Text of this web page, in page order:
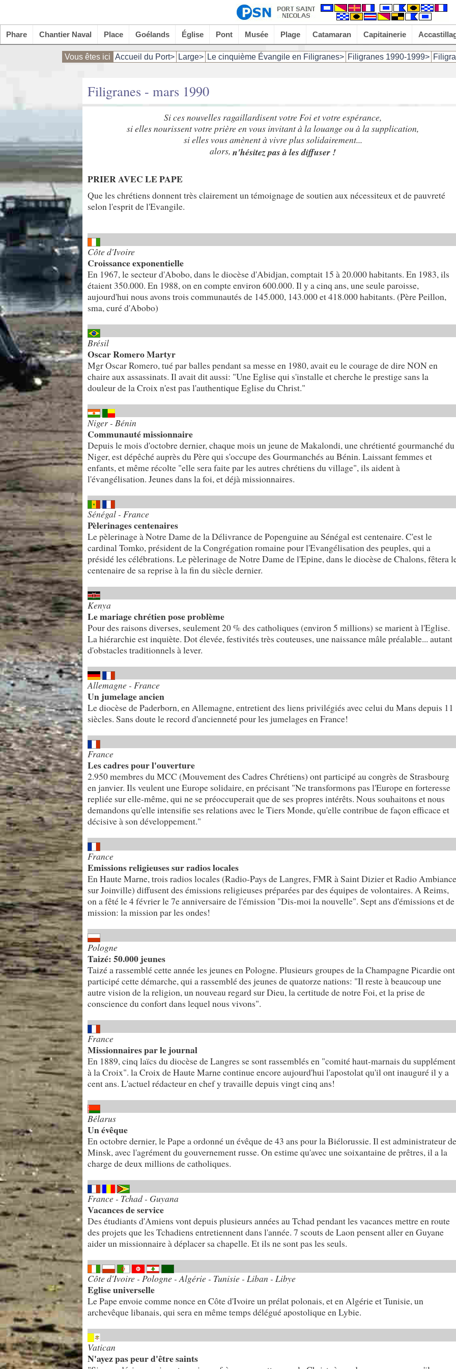
Phare Chantier Naval Place Goélands Église Pont Musée Plage Catamaran Capitainerie
Vous êtes ici Accueil du Port> Large> Le cinquième Évangile en Filigranes> Filigranes 1990-1999>
Filigranes - mars 1990
Si ces nouvelles ragaillardisent votre Foi et votre espérance,
si elles nourissent votre prière en vous invitant à la louange ou à la supplication,
si elles vous amènent à vivre plus solidairement...
alors, n'hésitez pas à les diffuser !
PRIER AVEC LE PAPE
Que les chrétiens donnent très clairement un témoignage de soutien aux nécessiteux et de pauvreté
selon l'esprit de l'Evangile.
Côte d'Ivoire
Croissance exponentielle
En 1967, le secteur d'Abobo, dans le diocèse d'Abidjan, comptait 15 à 20.000 habitants. En 1983, ils
étaient 350.000. En 1988, on en compte environ 600.000. Il y a cinq ans, une seule paroisse,
aujourd'hui nous avons trois communautés de 145.000, 143.000 et 418.000 habitants. (Père Peillon,
sma, curé d'Abobo)
Brésil
Oscar Romero Martyr
Mgr Oscar Romero, tué par balles pendant sa messe en 1980, avait eu le courage de dire NON en
chaire aux assassinats. Il avait dit aussi: "Une Eglise qui s'installe et cherche le prestige sans la
douleur de la Croix n'est pas l'authentique Eglise du Christ."
Niger - Bénin
Communauté missionnaire
Depuis le mois d'octobre dernier, chaque mois un jeune de Makalondi, une chrétienté gourmanché du
Niger, est dépêché auprès du Père qui s'occupe des Gourmanchés au Bénin. Laissant femmes et
enfants, et même récolte "elle sera faite par les autres chrétiens du village", ils aident à
l'évangélisation. Jeunes dans la foi, et déjà missionnaires.
Sénégal - France
Pèlerinages centenaires
Le pèlerinage à Notre Dame de la Délivrance de Popenguine au Sénégal est centenaire. C'est le
cardinal Tomko, président de la Congrégation romaine pour l'Evangélisation des peuples, qui a
présidé les célébrations. Le pèlerinage de Notre Dame de l'Epine, dans le diocèse de Chalons, fêtera
centenaire de sa reprise à la fin du siècle dernier.
Kenya
Le mariage chrétien pose problème
Pour des raisons diverses, seulement 20 % des catholiques (environ 5 millions) se marient à l'Eglise.
La hiérarchie est inquiète. Dot élevée, festivités très couteuses, une naissance mâle préalable... autant
d'obstacles traditionnels à lever.
Allemagne - France
Un jumelage ancien
Le diocèse de Paderborn, en Allemagne, entretient des liens privilégiés avec celui du Mans depuis 11
siècles. Sans doute le record d'ancienneté pour les jumelages en France!
France
Les cadres pour l'ouverture
2.950 membres du MCC (Mouvement des Cadres Chrétiens) ont participé au congrès de Strasbourg
en janvier. Ils veulent une Europe solidaire, en précisant "Ne transformons pas l'Europe en forteresse
repliée sur elle-même, qui ne se préoccuperait que de ses propres intérêts. Nous souhaitons et nous
demandons qu'elle intensifie ses relations avec le Tiers Monde, qu'elle contribue de façon efficace et
décisive à son développement."
France
Emissions religieuses sur radios locales
En Haute Marne, trois radios locales (Radio-Pays de Langres, FMR à Saint Dizier et Radio Ambiance
sur Joinville) diffusent des émissions religieuses préparées par des équipes de volontaires. A Reims,
on a fêté le 4 février le 7e anniversaire de l'émission "Dis-moi la nouvelle". Sept ans d'émissions et de
mission: la mission par les ondes!
Pologne
Taizé: 50.000 jeunes
Taizé a rassemblé cette année les jeunes en Pologne. Plusieurs groupes de la Champagne Picardie ont
participé cette démarche, qui a rassemblé des jeunes de quatorze nations: "Il reste à beaucoup une
autre vision de la religion, un nouveau regard sur Dieu, la certitude de notre Foi, et la prise de
conscience du confort dans lequel nous vivons".
France
Missionnaires par le journal
En 1889, cinq laïcs du diocèse de Langres se sont rassemblés en "comité haut-marnais du supplément
à la Croix". la Croix de Haute Marne continue encore aujourd'hui l'apostolat qu'il ont inauguré il y a
cent ans. L'actuel rédacteur en chef y travaille depuis vingt cinq ans!
Bélarus
Un évêque
En octobre dernier, le Pape a ordonné un évêque de 43 ans pour la Biélorussie. Il est administrateur de
Minsk, avec l'agrément du gouvernement russe. On estime qu'avec une soixantaine de prêtres, il a la
charge de deux millions de catholiques.
France - Tchad - Guyana
Vacances de service
Des étudiants d'Amiens vont depuis plusieurs années au Tchad pendant les vacances mettre en route
des projets que les Tchadiens entretiennent dans l'année. 7 scouts de Laon pensent aller en Guyane
aider un missionnaire à déplacer sa chapelle. Et ils ne sont pas les seuls.
Côte d'Ivoire - Pologne - Algérie - Tunisie - Liban - Libye
Eglise universelle
Le Pape envoie comme nonce en Côte d'Ivoire un prélat polonais, et en Algérie et Tunisie, un
archevêque libanais, qui sera en même temps délégué apostolique en Lybie.
Vatican
N'ayez pas peur d'être saints